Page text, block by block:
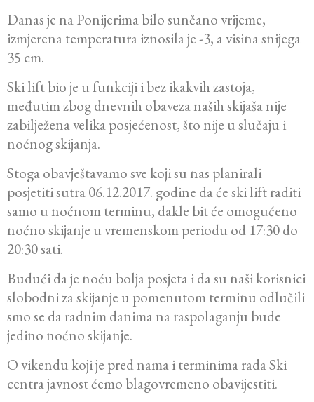
Danas je na Ponijerima bilo sunčano vrijeme,
izmjerena temperatura iznosila je -3, a visina snijega
35 cm.
Ski lift bio je u funkciji i bez ikakvih zastoja,
međutim zbog dnevnih obaveza naših skijaša nije
zabilježena velika posjećenost, što nije u slučaju i
noćnog skijanja.
Stoga obavještavamo sve koji su nas planirali
posjetiti sutra 06.12.2017. godine da će ski lift raditi
samo u noćnom terminu, dakle bit će omogućeno
noćno skijanje u vremenskom periodu od 17:30 do
20:30 sati.
Budući da je noću bolja posjeta i da su naši korisnici
slobodni za skijanje u pomenutom terminu odlučili
smo se da radnim danima na raspolaganju bude
jedino noćno skijanje.
O vikendu koji je pred nama i terminima rada Ski
centra javnost ćemo blagovremeno obavijestiti.